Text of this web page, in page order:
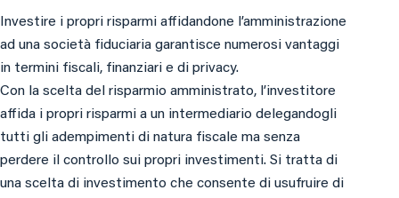
Investire i propri risparmi affidandone l’amministrazione
ad una società fiduciaria garantisce numerosi vantaggi
in termini fiscali, finanziari e di privacy.
Con la scelta del risparmio amministrato, l’investitore
affida i propri risparmi a un intermediario delegandogli
tutti gli adempimenti di natura fiscale ma senza
perdere il controllo sui propri investimenti. Si tratta di
una scelta di investimento che consente di usufruire di